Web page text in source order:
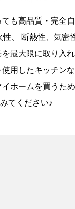
も高品質・完全
、 断熱性、気密
最大限に取り入
用したキッチン
ホームを買うた
てください♪